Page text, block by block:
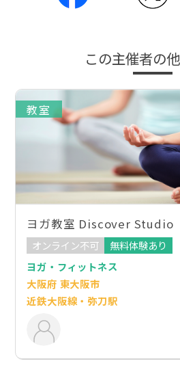
この主催者の
教室
ヨガ教室 Discover Studio
オンライン不可
無料体験あり
ヨガ・フィットネス
大阪府 東大阪市
近鉄大阪線・弥刀駅